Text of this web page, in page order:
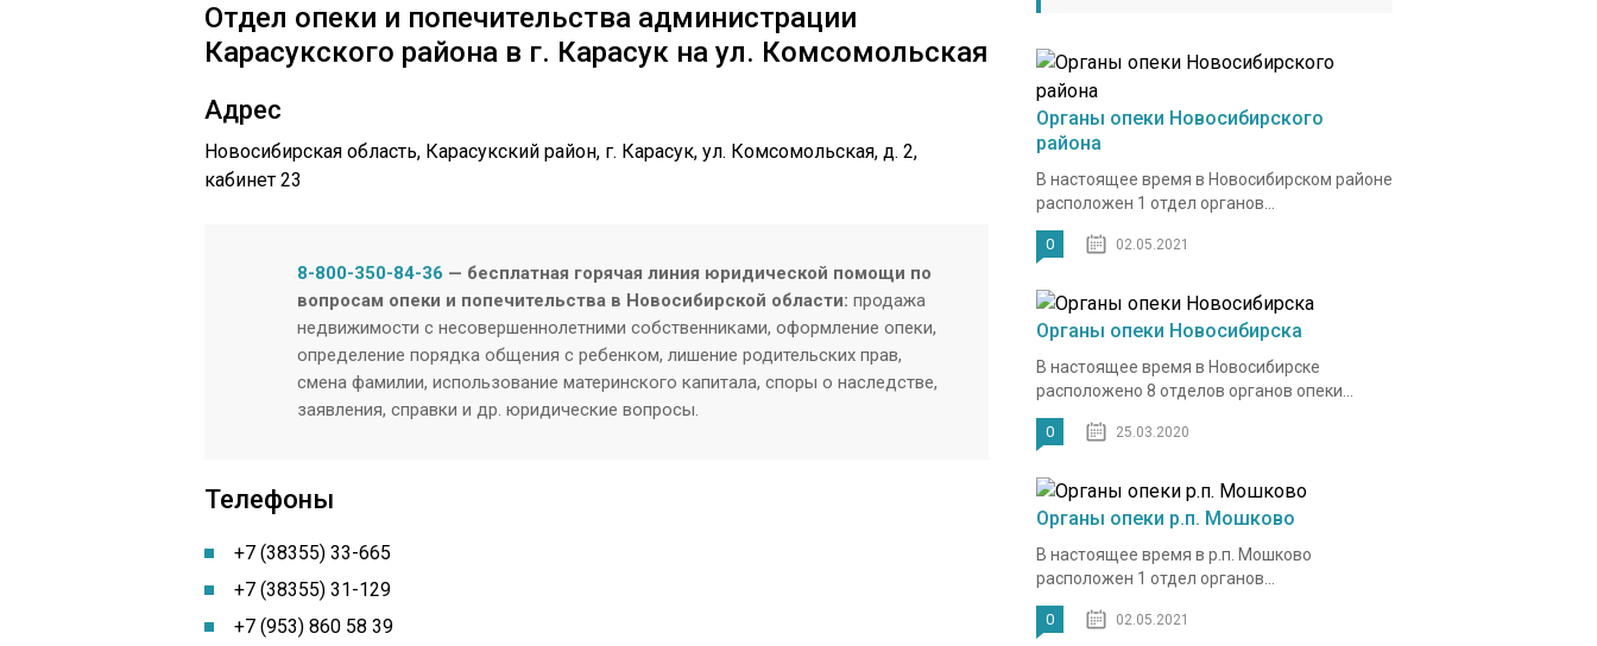
Отдел опеки и попечительства администрации
Карасукского района в г. Карасук на ул. Комсомольская
Адрес
Новосибирская область, Карасукский район, г. Карасук, ул. Комсомольская, д. 2,
кабинет 23
8-800-350-84-36 — бесплатная горячая линия юридической помощи по
вопросам опеки и попечительства в Новосибирской области: продажа
недвижимости с несовершеннолетними собственниками, оформление опеки,
определение порядка общения с ребенком, лишение родительских прав,
смена фамилии, использование материнского капитала, споры о наследстве,
заявления, справки и др. юридические вопросы.
Телефоны
+7 (38355) 33-665
+7 (38355) 31-129
+7 (953) 860 58 39
Органы опеки Новосибирского
района
В настоящее время в Новосибирском районе
расположен 1 отдел органов...
0 02.05.2021
Органы опеки Новосибирска
В настоящее время в Новосибирске
расположено 8 отделов органов опеки...
0 25.03.2020
Органы опеки р.п. Мошково
В настоящее время в р.п. Мошково
расположен 1 отдел органов...
0 02.05.2021